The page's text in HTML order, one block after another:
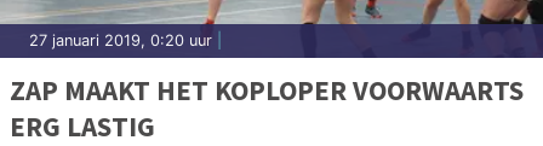
27 januari 2019, 0:20 uur
ZAP MAAKT HET KOPLOPER VOORWAARTS
ERG LASTIG